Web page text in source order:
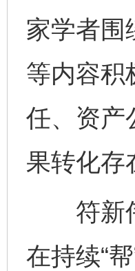
家学者围
等内容积
任、资产
果转化存
符新伟
在持续“